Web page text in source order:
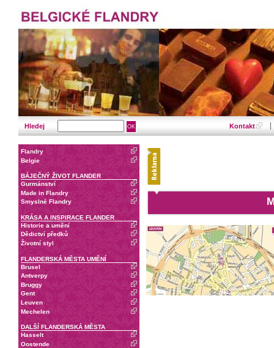
Hledej Kontakt
Flandry
Belgie
BÁJEČNÝ ŽIVOT FLANDER
Gurmánství
Made in Flandry
Smyslné Flandry
KRÁSA A INSPIRACE FLANDER
Historie a umění
Dědictví předků
Životní styl
FLANDERSKÁ MĚSTA UMĚNÍ
Brusel
Antverpy
Bruggy
Gent
Leuven
Mechelen
DALŠÍ FLANDERSKÁ MĚSTA
Hasselt
Oostende